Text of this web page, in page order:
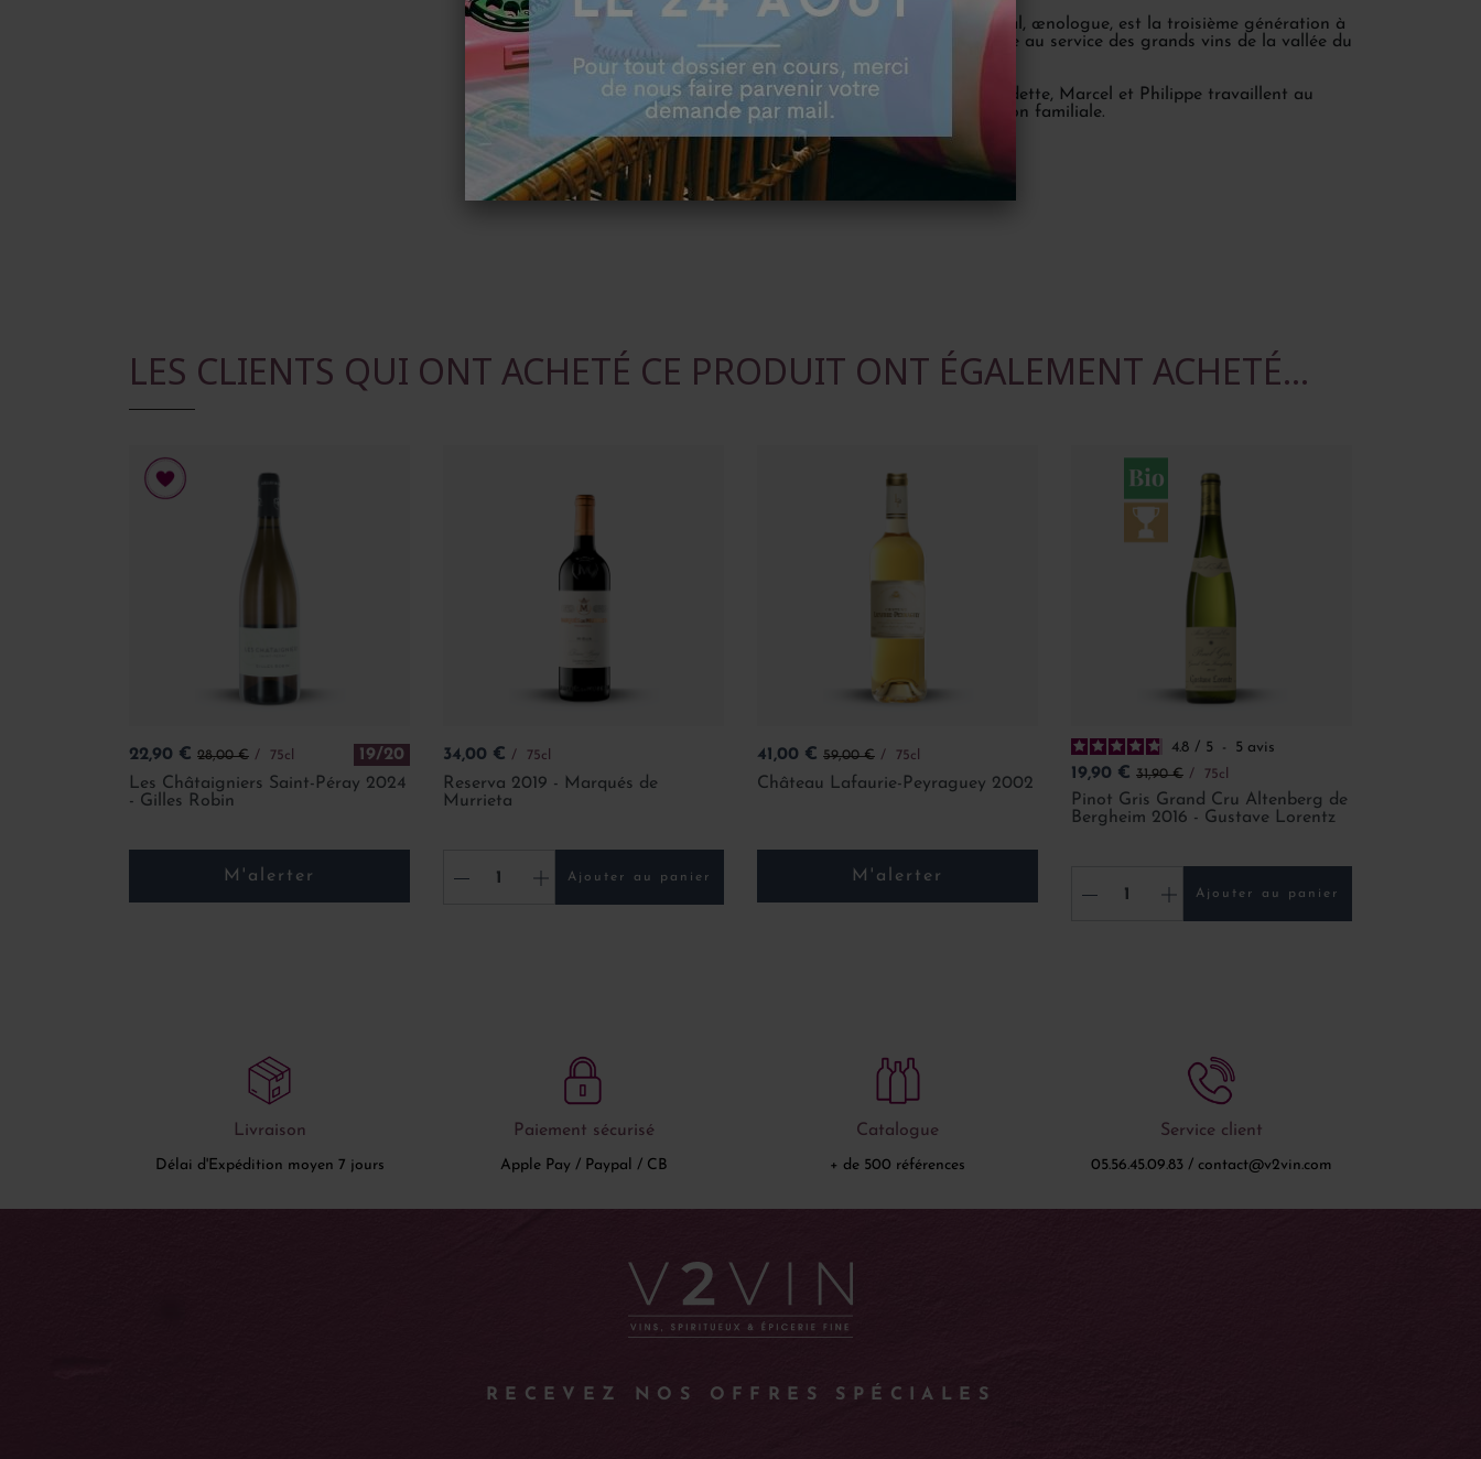
Aujourd'hui, Philippe Guigal, œnologue, est la troisième génération à
poursuivre l'œuvre familiale au service des grands vins de la vallée du
Rhône.
C'est en famille que Bernadette, Marcel et Philippe travaillent au
développement de la Maison familiale.
LES CLIENTS QUI ONT ACHETÉ CE PRODUIT ONT ÉGALEMENT ACHETÉ...
Prix
22,90 € Prix de base
28,00 € 75cl
19/20
Les Châtaigniers Saint-Péray 2024
- Gilles Robin
M'alerter
Prix
34,00 € 75cl
Reserva 2019 - Marqués de
Murrieta
- + Ajouter au panier
Prix
41,00 € Prix de base
59,00 € 75cl
Château Lafaurie-Peyraguey 2002
M'alerter
4.8 / 5 - 5 avis
Prix
19,90 € Prix de base
31,90 € 75cl
Pinot Gris Grand Cru Altenberg de
Bergheim 2016 - Gustave Lorentz
- + Ajouter au panier
Livraison
Délai d'Expédition moyen 7 jours
Paiement sécurisé
Apple Pay / Paypal / CB
Catalogue
+ de 500 références
Service client
05.56.45.09.83 / contact@v2vin.com
RECEVEZ NOS OFFRES SPÉCIALES